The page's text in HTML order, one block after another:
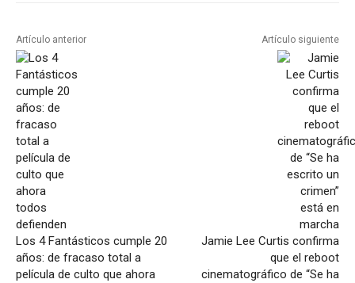
Artículo anterior
Los 4 Fantásticos cumple 20
años: de fracaso total a
película de culto que ahora
Artículo siguiente
Jamie Lee Curtis confirma
que el reboot
cinematográfico de “Se ha